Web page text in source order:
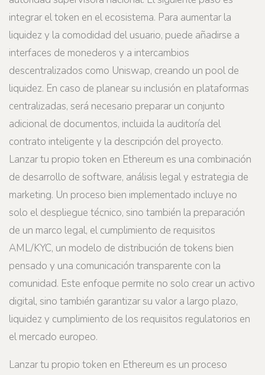
integrar el token en el ecosistema. Para aumentar la
liquidez y la comodidad del usuario, puede añadirse a
interfaces de monederos y a intercambios
descentralizados como Uniswap, creando un pool de
liquidez. En caso de planear su inclusión en plataformas
centralizadas, será necesario preparar un conjunto
adicional de documentos, incluida la auditoría del
contrato inteligente y la descripción del proyecto.
Lanzar tu propio token en Ethereum es una combinación
de desarrollo de software, análisis legal y estrategia de
marketing. Un proceso bien implementado incluye no
solo el despliegue técnico, sino también la preparación
de un marco legal, el cumplimiento de requisitos
AML/KYC, un modelo de distribución de tokens bien
pensado y una comunicación transparente con la
comunidad. Este enfoque permite no solo crear un activo
digital, sino también garantizar su valor a largo plazo,
liquidez y cumplimiento de los requisitos regulatorios en
el mercado europeo.
Lanzar tu propio token en Ethereum es un proceso